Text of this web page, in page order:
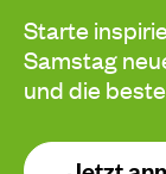
Starte
Samstag
und die